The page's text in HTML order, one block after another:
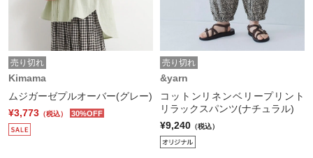
売り切れ
Kimama
ムジガーゼプルオーバー(グレー)
¥3,773 （税込） 30%OFF
売り切れ
&yarn
コットンリネンベリープリント
リラックスパンツ(ナチュラル)
¥9,240 （税込）